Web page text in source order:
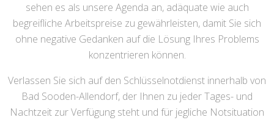
sehen es als unsere Agenda an, adäquate wie auch
begreifliche Arbeitspreise zu gewährleisten, damit Sie sich
ohne negative Gedanken auf die Lösung Ihres Problems
konzentrieren können.
Verlassen Sie sich auf den Schlüsselnotdienst innerhalb von
Bad Sooden-Allendorf, der Ihnen zu jeder Tages- und
Nachtzeit zur Verfügung steht und für jegliche Notsituation